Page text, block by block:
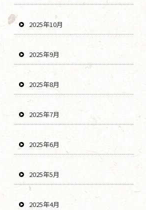
2025年10月
2025年9月
2025年8月
2025年7月
2025年6月
2025年5月
2025年4月